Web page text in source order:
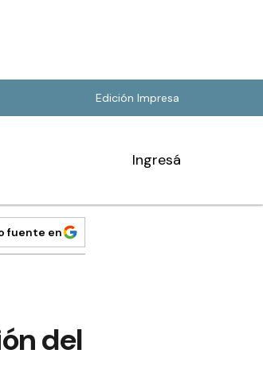
Edición Impresa
Ingresá
fuente en
del